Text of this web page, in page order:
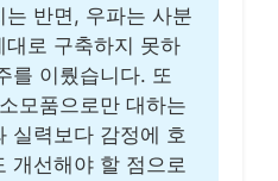
반면, 우파는 사분
로 구축하지 못하
를 이뤘습니다. 또
모품으로만 대하는
실력보다 감정에 호
개선해야 할 점으로